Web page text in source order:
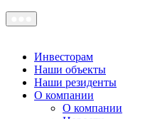
Инвесторам
Наши объекты
Наши резиденты
О компании
О компании